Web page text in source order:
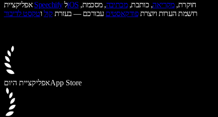
אפליקציית Speechify לiOS חוקרת,מקריאה, כותבת,מכתיבה, מסכמת,
רושמת הערות ויוצרתפודקאסטים עבורכם — בעזרת קול וטקסט לדיבור
אפליקציית היוםApp Store